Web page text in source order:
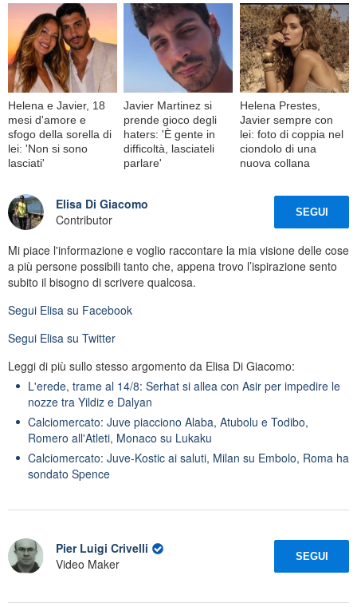
Helena e Javier, 18
mesi d'amore e
sfogo della sorella di
lei: 'Non si sono
lasciati'
Javier Martinez si
prende gioco degli
haters: 'È gente in
difficoltà, lasciateli
parlare'
Helena Prestes,
Javier sempre con
lei: foto di coppia nel
ciondolo di una
nuova collana
Elisa Di Giacomo
Contributor
SEGUI
Mi piace l'informazione e voglio raccontare la mia visione delle cose
a più persone possibili tanto che, appena trovo l’ispirazione sento
subito il bisogno di scrivere qualcosa.
Segui Elisa su Facebook
Segui Elisa su Twitter
Leggi di più sullo stesso argomento da Elisa Di Giacomo:
L'erede, trame al 14/8: Serhat si allea con Asir per impedire le
nozze tra Yildiz e Dalyan
Calciomercato: Juve piacciono Alaba, Atubolu e Todibo,
Romero all'Atleti, Monaco su Lukaku
Calciomercato: Juve-Kostic ai saluti, Milan su Embolo, Roma ha
sondato Spence
Pier Luigi Crivelli
Video Maker
SEGUI